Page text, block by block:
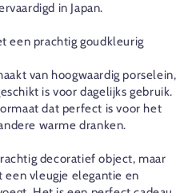
in Japan.
een prachtig goudkleurig
van hoogwaardig porselein,
is voor dagelijks gebruik.
dat perfect is voor het
warme dranken.
decoratief object, maar
vleugje elegantie en